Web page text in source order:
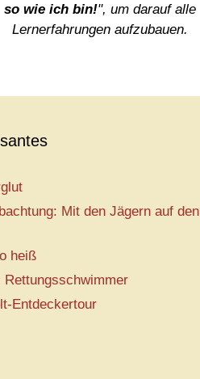
so wie ich bin!", um darauf alle
Lernerfahrungen aufzubauen.
Mit den Jägern auf den
heiß
Rettungsschwimmer
Entdeckertour